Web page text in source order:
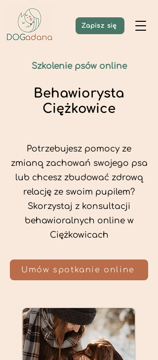
Zapisz się
Szkolenie psów online
Behawiorysta
Ciężkowice
Potrzebujesz pomocy ze
zmianą zachowań swojego psa
lub chcesz zbudować zdrową
relację ze swoim pupilem?
Skorzystaj z konsultacji
behawioralnych online w
Ciężkowicach
Umów spotkanie online